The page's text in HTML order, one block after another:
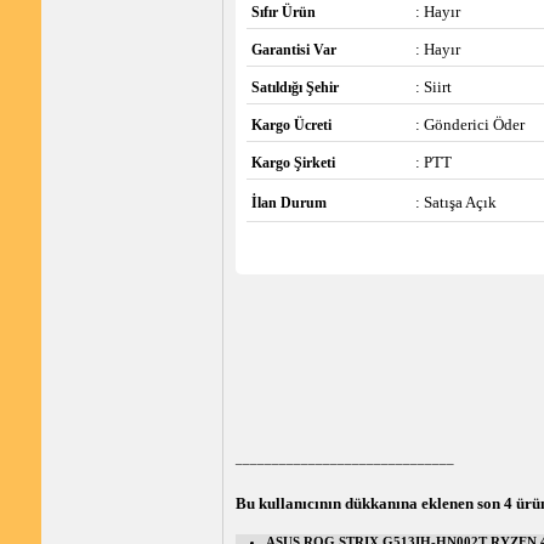
Sıfır Ürün : Hayır
Garantisi Var : Hayır
Satıldığı Şehir : Siirt
Kargo Ücreti : Gönderici Öder
Kargo Şirketi : PTT
İlan Durum : Satışa Açık
Bu kullanıcının dükkanına eklenen son 4